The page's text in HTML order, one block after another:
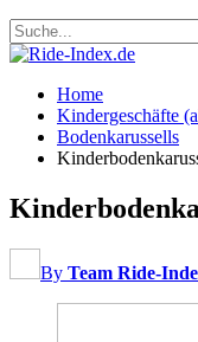
Home
Kindergeschäfte
Bodenkarussells
By Team Ride-